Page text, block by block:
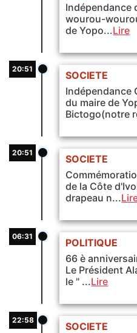
Indépendance
wourou-
de Yopo...Lire
SOCIETE
Indépendance
du maire de
Bictogo(notre
20:51
SOCIETE
de la Côte
drapeau n...
20:51
POLITIQUE
66 è
Le Président
le " ...Lire
06:31
SOCIETE
22:58